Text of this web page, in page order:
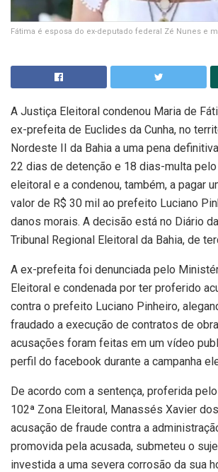
Fátima é esposa do ex-deputado federal Zé Nunes e
A Justiça Eleitoral condenou Maria de
ex-prefeita de Euclides da Cunha, no
Nordeste II da Bahia a uma pena
22 dias de detenção e 18 dias-multa
eleitoral e a condenou, também, a pagar
valor de R$ 30 mil ao prefeito Luciano
danos morais. A decisão está no Diário
Tribunal Regional Eleitoral da Bahia, de
A ex-prefeita foi denunciada pelo
Eleitoral e condenada por ter proferido
contra o prefeito Luciano Pinheiro,
fraudado a execução de contratos de
acusações foram feitas em um vídeo
perfil do facebook durante a campanha
De acordo com a sentença, proferida
102ª Zona Eleitoral, Manassés Xavier
acusação de fraude contra a
promovida pela acusada, submeteu o
investida a uma severa corrosão da sua